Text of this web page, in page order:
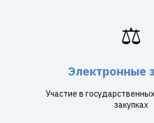
⚖️
Электронные
Участие в
закупках